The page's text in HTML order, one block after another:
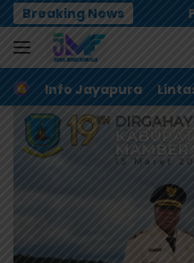
Langsung
ke
konten
Breaking News
Pelukan dan Air Mata di
Home
Info Jayapura